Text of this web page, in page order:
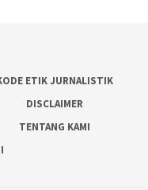
ETIK JURNALISTIK
DISCLAIMER
TENTANG KAMI